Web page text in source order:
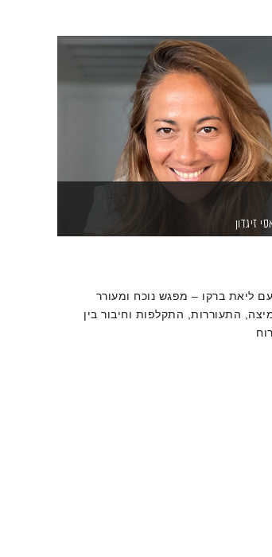
זיגדון
ליאת ברקו – מפגש נוכח ומעורר
התעוררות, התקלפות וחיבור בין